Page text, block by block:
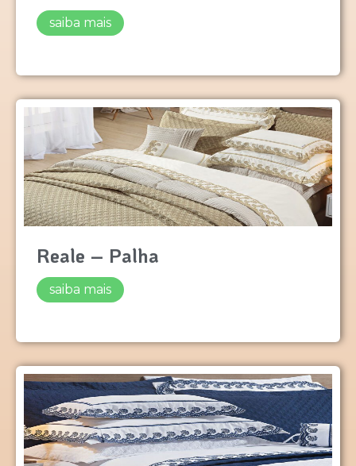
saiba mais
Reale – Palha
saiba mais